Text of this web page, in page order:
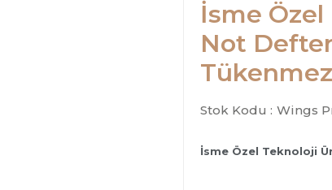
İsme Özel
Not
Stok Kodu : Wings
İsme Özel Teknoloji